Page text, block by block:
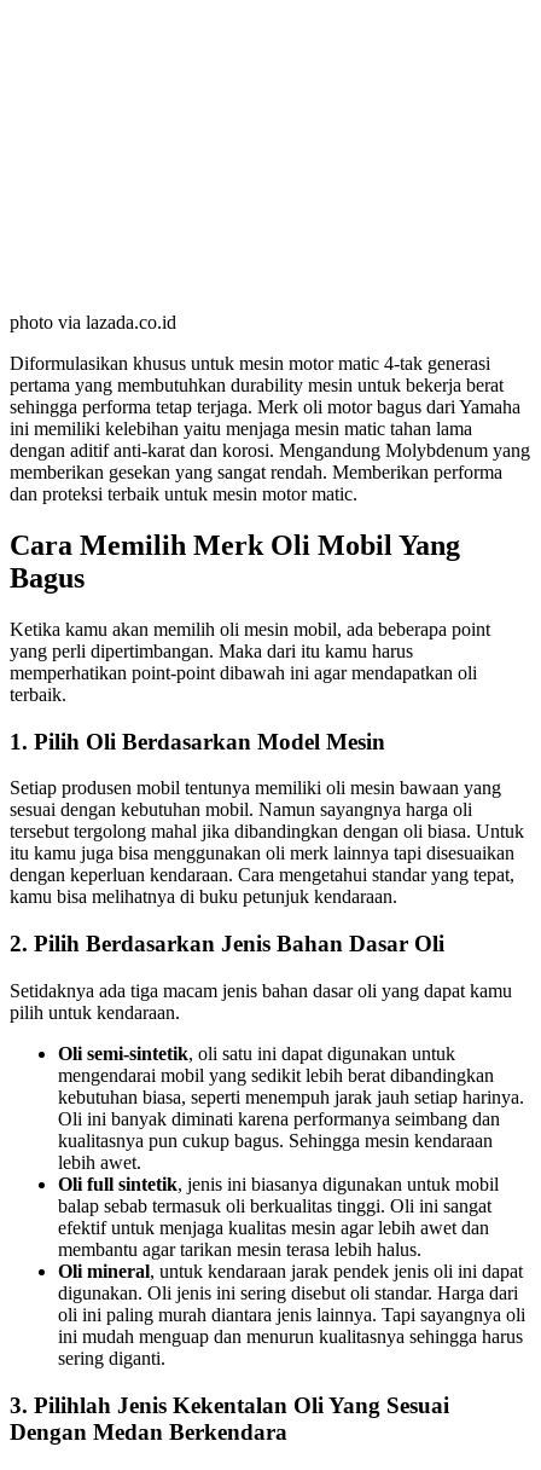
photo via lazada.co.id
Diformulasikan khusus untuk mesin motor matic 4-tak generasi
pertama yang membutuhkan durability mesin untuk bekerja berat
sehingga performa tetap terjaga. Merk oli motor bagus dari Yamaha
ini memiliki kelebihan yaitu menjaga mesin matic tahan lama
dengan aditif anti-karat dan korosi. Mengandung Molybdenum yang
memberikan gesekan yang sangat rendah. Memberikan performa
dan proteksi terbaik untuk mesin motor matic.
Cara Memilih Merk Oli Mobil Yang
Bagus
Ketika kamu akan memilih oli mesin mobil, ada beberapa point
yang perli dipertimbangan. Maka dari itu kamu harus
memperhatikan point-point dibawah ini agar mendapatkan oli
terbaik.
1. Pilih Oli Berdasarkan Model Mesin
Setiap produsen mobil tentunya memiliki oli mesin bawaan yang
sesuai dengan kebutuhan mobil. Namun sayangnya harga oli
tersebut tergolong mahal jika dibandingkan dengan oli biasa. Untuk
itu kamu juga bisa menggunakan oli merk lainnya tapi disesuaikan
dengan keperluan kendaraan. Cara mengetahui standar yang tepat,
kamu bisa melihatnya di buku petunjuk kendaraan.
2. Pilih Berdasarkan Jenis Bahan Dasar Oli
Setidaknya ada tiga macam jenis bahan dasar oli yang dapat kamu
pilih untuk kendaraan.
Oli semi-sintetik, oli satu ini dapat digunakan untuk
mengendarai mobil yang sedikit lebih berat dibandingkan
kebutuhan biasa, seperti menempuh jarak jauh setiap harinya.
Oli ini banyak diminati karena performanya seimbang dan
kualitasnya pun cukup bagus. Sehingga mesin kendaraan
lebih awet.
Oli full sintetik, jenis ini biasanya digunakan untuk mobil
balap sebab termasuk oli berkualitas tinggi. Oli ini sangat
efektif untuk menjaga kualitas mesin agar lebih awet dan
membantu agar tarikan mesin terasa lebih halus.
Oli mineral, untuk kendaraan jarak pendek jenis oli ini dapat
digunakan. Oli jenis ini sering disebut oli standar. Harga dari
oli ini paling murah diantara jenis lainnya. Tapi sayangnya oli
ini mudah menguap dan menurun kualitasnya sehingga harus
sering diganti.
3. Pilihlah Jenis Kekentalan Oli Yang Sesuai
Dengan Medan Berkendara